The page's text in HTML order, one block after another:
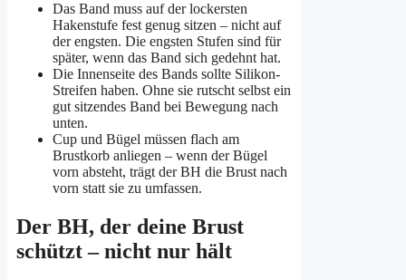
Das Band muss auf der lockersten
Hakenstufe fest genug sitzen – nicht auf
der engsten. Die engsten Stufen sind für
später, wenn das Band sich gedehnt hat.
Die Innenseite des Bands sollte Silikon-
Streifen haben. Ohne sie rutscht selbst ein
gut sitzendes Band bei Bewegung nach
unten.
Cup und Bügel müssen flach am
Brustkorb anliegen – wenn der Bügel
vorn absteht, trägt der BH die Brust nach
vorn statt sie zu umfassen.
Der BH, der deine Brust
schützt – nicht nur hält